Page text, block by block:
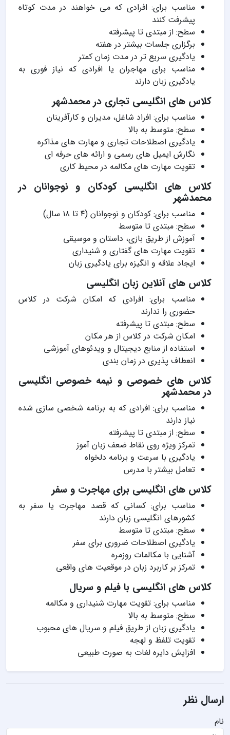
مناسب برای: افرادی که می خواهند در مدت کوتاه
پیشرفت کنند
سطح: از مبتدی تا پیشرفته
برگزاری جلسات بیشتر در هفته
یادگیری سریع تر در مدت زمان کمتر
مناسب برای مهاجران یا افرادی که نیاز فوری به
یادگیری زبان دارند
کلاس های انگلیسی تجاری در محمدشهر
مناسب برای: افراد شاغل، مدیران و کارآفرینان
سطح: متوسط به بالا
یادگیری اصطلاحات تجاری و مهارت های مذاکره
نگارش ایمیل های رسمی و ارائه های حرفه ای
تقویت مهارت های مکالمه در محیط کاری
کلاس های انگلیسی کودکان و نوجوانان در
محمدشهر
مناسب برای: کودکان و نوجوانان (۴ تا ۱۸ سال)
سطح: مبتدی تا متوسط
آموزش از طریق بازی، داستان و موسیقی
تقویت مهارت های گفتاری و شنیداری
ایجاد علاقه و انگیزه برای یادگیری زبان
کلاس های آنلاین زبان انگلیسی
مناسب برای: افرادی که امکان شرکت در کلاس
حضوری را ندارند
سطح: مبتدی تا پیشرفته
امکان شرکت در کلاس از هر مکان
استفاده از منابع دیجیتال و ویدئوهای آموزشی
انعطاف پذیری در زمان بندی
کلاس های خصوصی و نیمه خصوصی انگلیسی
در محمدشهر
مناسب برای: افرادی که به برنامه شخصی سازی شده
نیاز دارند
سطح: از مبتدی تا پیشرفته
تمرکز ویژه روی نقاط ضعف زبان آموز
یادگیری با سرعت و برنامه دلخواه
تعامل بیشتر با مدرس
کلاس های انگلیسی برای مهاجرت و سفر
مناسب برای: کسانی که قصد مهاجرت یا سفر به
کشورهای انگلیسی زبان دارند
سطح: مبتدی تا متوسط
یادگیری اصطلاحات ضروری برای سفر
آشنایی با مکالمات روزمره
تمرکز بر کاربرد زبان در موقعیت های واقعی
کلاس های انگلیسی با فیلم و سریال
مناسب برای: تقویت مهارت شنیداری و مکالمه
سطح: متوسط به بالا
یادگیری زبان از طریق فیلم و سریال های محبوب
تقویت تلفظ و لهجه
افزایش دایره لغات به صورت طبیعی
ارسال نظر
نام